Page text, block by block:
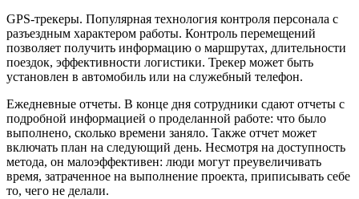
GPS-трекеры. Популярная технология контроля персонала с
разъездным характером работы. Контроль перемещений
позволяет получить информацию о маршрутах, длительности
поездок, эффективности логистики. Трекер может быть
установлен в автомобиль или на служебный телефон.
Ежедневные отчеты. В конце дня сотрудники сдают отчеты с
подробной информацией о проделанной работе: что было
выполнено, сколько времени заняло. Также отчет может
включать план на следующий день. Несмотря на доступность
метода, он малоэффективен: люди могут преувеличивать
время, затраченное на выполнение проекта, приписывать себе
то, чего не делали.